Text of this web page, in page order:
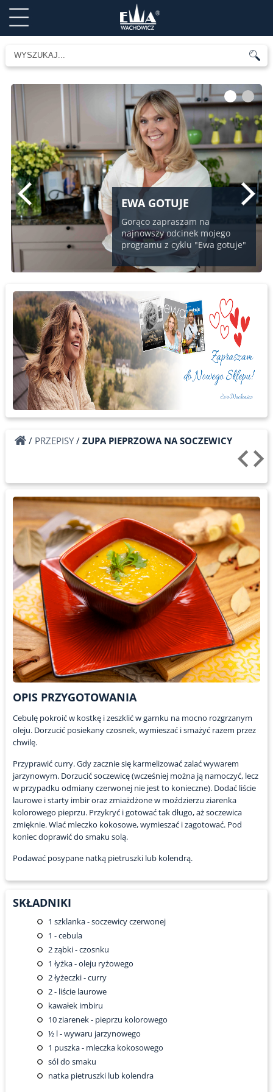
EWA GOTUJE
Gorąco zapraszam na
najnowszy odcinek mojego
programu z cyklu "Ewa gotuje"
1 2
/ PRZEPISY/ ZUPA PIEPRZOWA NA SOCZEWICY
OPIS PRZYGOTOWANIA
Cebulę pokroić w kostkę i zeszklić w garnku na mocno rozgrzanym
oleju. Dorzucić posiekany czosnek, wymieszać i smażyć razem przez
chwilę.
Przyprawić curry. Gdy zacznie się karmelizować zalać wywarem
jarzynowym. Dorzucić soczewicę (wcześniej można ją namoczyć, lecz
w przypadku odmiany czerwonej nie jest to konieczne). Dodać liście
laurowe i starty imbir oraz zmiażdżone w moździerzu ziarenka
kolorowego pieprzu. Przykryć i gotować tak długo, aż soczewica
zmięknie. Wlać mleczko kokosowe, wymieszać i zagotować. Pod
koniec doprawić do smaku solą.
Podawać posypane natką pietruszki lub kolendrą.
SKŁADNIKI
1 szklanka - soczewicy czerwonej
1 - cebula
2ząbki - czosnku
1 łyżka - oleju ryżowego
2łyżeczki - curry
2- liście laurowe
kawałek imbiru
10ziarenek - pieprzu kolorowego
½l - wywaru jarzynowego
1 puszka - mleczka kokosowego
sól do smaku
natka pietruszki lub kolendra